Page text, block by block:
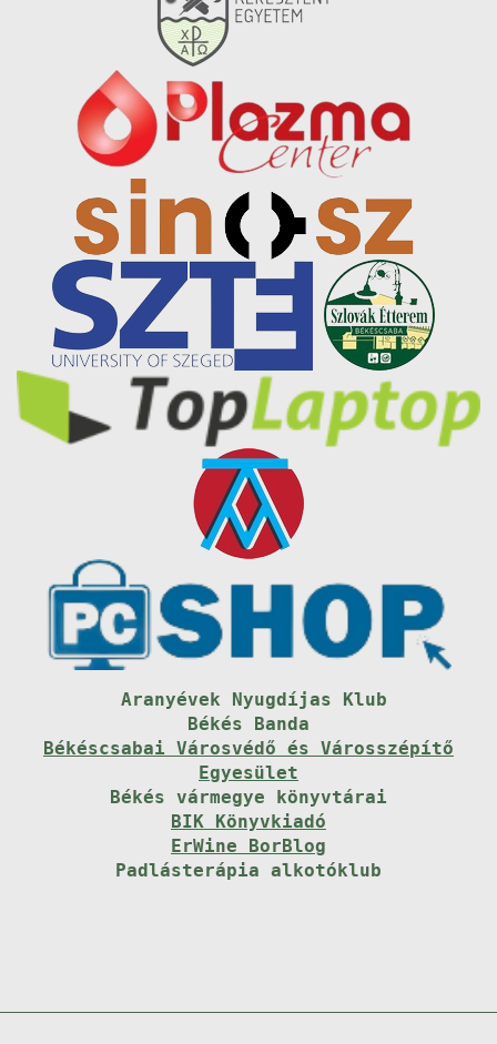
Aranyévek Nyugdíjas Klub
Békés Banda
Békéscsabai Városvédő és Városszépítő
Egyesület
Békés vármegye könyvtárai
BIK Könyvkiadó
ErWine BorBlog
Padlásterápia alkotóklub